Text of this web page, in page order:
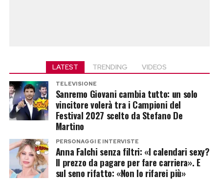
LATEST TRENDING VIDEOS
TELEVISIONE
Sanremo Giovani cambia tutto: un solo
vincitore volerà tra i Campioni del
Festival 2027 scelto da Stefano De
Martino
PERSONAGGI E INTERVISTE
Anna Falchi senza filtri: «I calendari sexy?
Il prezzo da pagare per fare carriera». E
sul seno rifatto: «Non lo rifarei più»